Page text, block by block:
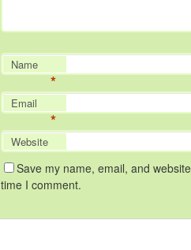
Name
*
Email
*
Website
Save my name, email, and
time I comment.